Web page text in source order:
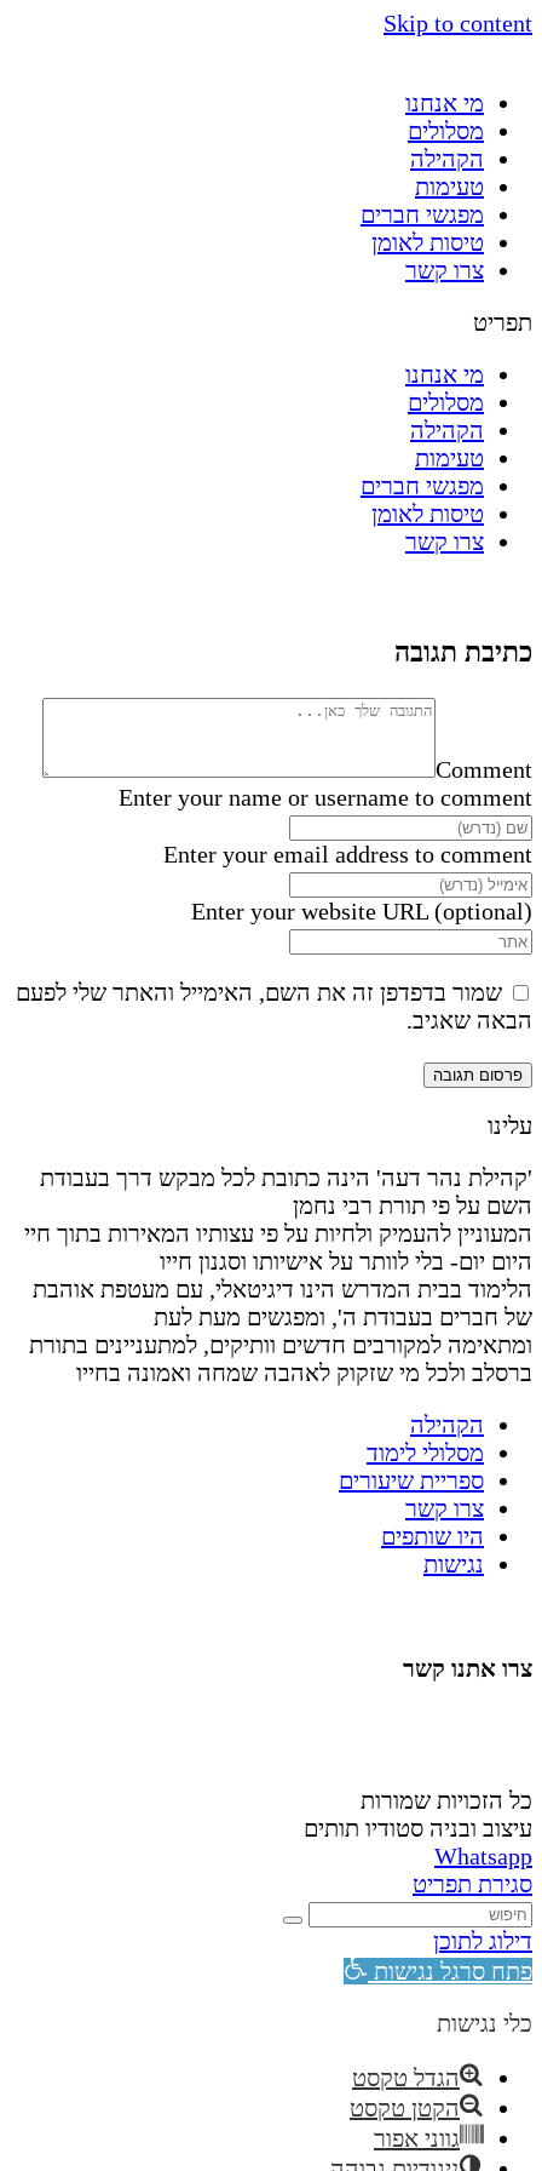
Skip to content
מי אנחנו
מסלולים
הקהילה
טעימות
מפגשי חברים
טיסות לאומן
צרו קשר
תפריט
מי אנחנו
מסלולים
הקהילה
טעימות
מפגשי חברים
טיסות לאומן
צרו קשר
כתיבת תגובה
Comment
Enter your name or username to comment
Enter your email address to comment
Enter your website URL (optional)
שמור בדפדפן זה את השם, האימייל והאתר שלי לפעם
הבאה שאגיב.
עלינו
'קהילת נהר דעה' הינה כתובת לכל מבקש דרך בעבודת
השם על פי תורת רבי נחמן
המעוניין להעמיק ולחיות על פי עצותיו המאירות בתוך חיי
היום יום- בלי לוותר על אישיותו וסגנון חייו
הלימוד בבית המדרש הינו דיגיטאלי, עם מעטפת אוהבת
של חברים בעבודת ה', ומפגשים מעת לעת
ומתאימה למקורבים חדשים וותיקים, למתעניינים בתורת
ברסלב ולכל מי שזקוק לאהבה שמחה ואמונה בחייו
הקהילה
מסלולי לימוד
ספריית שיעורים
צרו קשר
היו שותפים
נגישות
צרו אתנו קשר
כל הזכויות שמורות
עיצוב ובניה סטודיו תותים
Whatsapp
סגירת תפריט
דילוג לתוכן
פתח סרגל נגישות
כלי נגישות
הגדל טקסט
הקטן טקסט
גווני אפור